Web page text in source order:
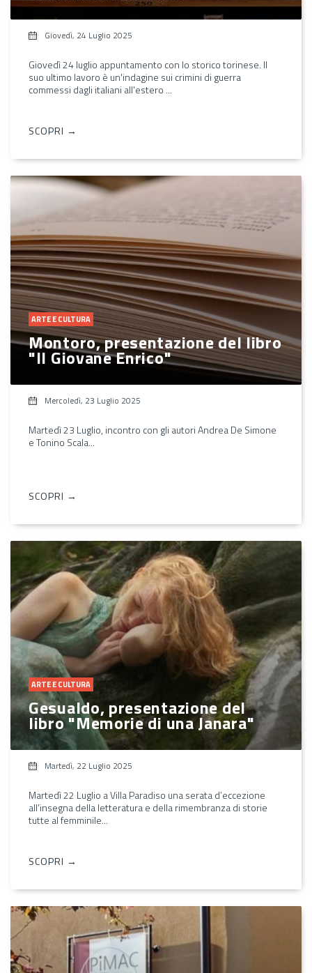
Giovedì, 24 Luglio 2025
Giovedì 24 luglio appuntamento con lo storico torinese. Il
suo ultimo lavoro è un'indagine sui crimini di guerra
commessi dagli italiani all'estero ...
SCOPRI →
ARTE E CULTURA
Montoro, presentazione del libro
"Il Giovane Enrico"
Mercoledì, 23 Luglio 2025
Martedì 23 Luglio, incontro con gli autori Andrea De Simone
e Tonino Scala...
SCOPRI →
ARTE E CULTURA
Gesualdo, presentazione del
libro "Memorie di una Janara"
Martedì, 22 Luglio 2025
Martedì 22 Luglio a Villa Paradiso una serata d’eccezione
all’insegna della letteratura e della rimembranza di storie
tutte al femminile...
SCOPRI →